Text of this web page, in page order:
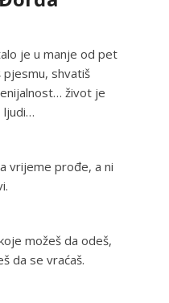
je u manje od pet
shvatiš
život je
ljudi…
vrijeme prođe, a ni
možeš da odeš,
da se vraćaš.